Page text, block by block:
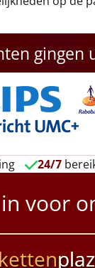
gingen
24/7
voor